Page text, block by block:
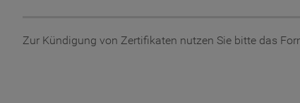
Zur Kündigung von Zertifikaten nutzen Sie bitte das